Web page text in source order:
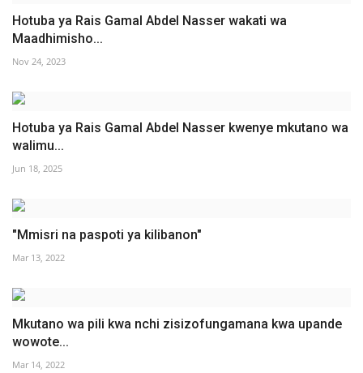
Hotuba ya Rais Gamal Abdel Nasser wakati wa
Maadhimisho...
Nov 24, 2023
Hotuba ya Rais Gamal Abdel Nasser kwenye mkutano wa
walimu...
Jun 18, 2025
"Mmisri na paspoti ya kilibanon"
Mar 13, 2022
Mkutano wa pili kwa nchi zisizofungamana kwa upande
wowote...
Mar 14, 2022